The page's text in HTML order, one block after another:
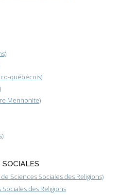
québécois)
Mennonite)
Sciences Sociales des Religions)
des Religions